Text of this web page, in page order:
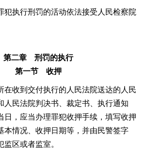
执行刑罚的活动依法接受人民检察院
第二章 刑罚的执行
第一节 收押
到交付执行的人民法院送达的人民
人民法院判决书、裁定书、执行通知
日，应当办理罪犯收押手续，填写收押
本情况、收押日期等，并由民警签字
监区或者监室。